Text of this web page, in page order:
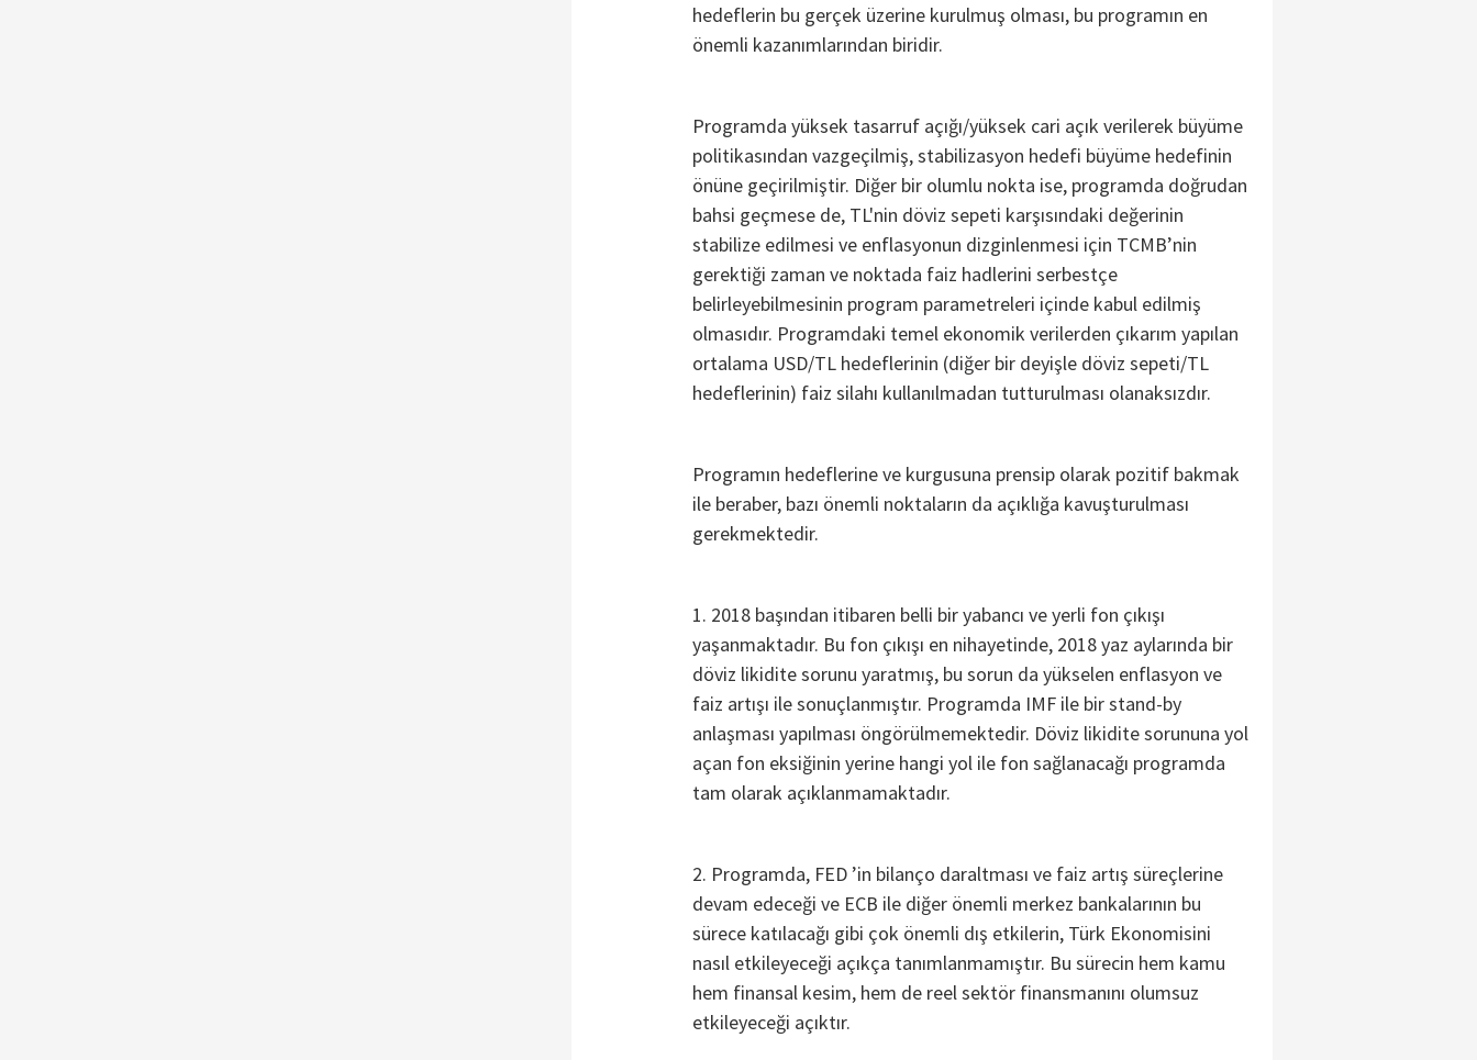
hedeflerin bu gerçek üzerine kurulmuş olması, bu programın en
önemli kazanımlarından biridir.
Programda yüksek tasarruf açığı/yüksek cari açık verilerek büyüme
politikasından vazgeçilmiş, stabilizasyon hedefi büyüme hedefinin
önüne geçirilmiştir. Diğer bir olumlu nokta ise, programda doğrudan
bahsi geçmese de, TL'nin döviz sepeti karşısındaki değerinin
stabilize edilmesi ve enflasyonun dizginlenmesi için TCMB’nin
gerektiği zaman ve noktada faiz hadlerini serbestçe
belirleyebilmesinin program parametreleri içinde kabul edilmiş
olmasıdır. Programdaki temel ekonomik verilerden çıkarım yapılan
ortalama USD/TL hedeflerinin (diğer bir deyişle döviz sepeti/TL
hedeflerinin) faiz silahı kullanılmadan tutturulması olanaksızdır.
Programın hedeflerine ve kurgusuna prensip olarak pozitif bakmak
ile beraber, bazı önemli noktaların da açıklığa kavuşturulması
gerekmektedir.
1. 2018 başından itibaren belli bir yabancı ve yerli fon çıkışı
yaşanmaktadır. Bu fon çıkışı en nihayetinde, 2018 yaz aylarında bir
döviz likidite sorunu yaratmış, bu sorun da yükselen enflasyon ve
faiz artışı ile sonuçlanmıştır. Programda IMF ile bir stand-by
anlaşması yapılması öngörülmemektedir. Döviz likidite sorununa yol
açan fon eksiğinin yerine hangi yol ile fon sağlanacağı programda
tam olarak açıklanmamaktadır.
2. Programda, FED ’in bilanço daraltması ve faiz artış süreçlerine
devam edeceği ve ECB ile diğer önemli merkez bankalarının bu
sürece katılacağı gibi çok önemli dış etkilerin, Türk Ekonomisini
nasıl etkileyeceği açıkça tanımlanmamıştır. Bu sürecin hem kamu
hem finansal kesim, hem de reel sektör finansmanını olumsuz
etkileyeceği açıktır.